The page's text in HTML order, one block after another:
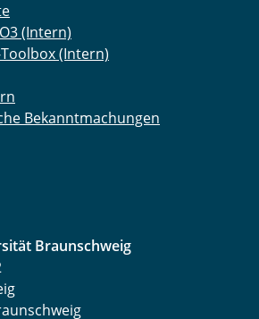
(Intern)
(Intern)
Bekanntmachungen
Braunschweig